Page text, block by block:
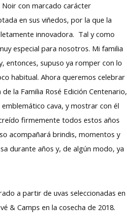
con marcado carácter
en sus viñedos, por la que la
innovadora. Tal y como
especial para nosotros. Mi familia
entonces, supuso ya romper con lo
habitual. Ahora queremos celebrar
la Familia Rosé Edición Centenario,
cava, y mostrar con él
firmemente todos estos años
acompañará brindis, momentos y
durante años y, de algún modo, ya
a partir de uvas seleccionadas en
& Camps en la cosecha de 2018.